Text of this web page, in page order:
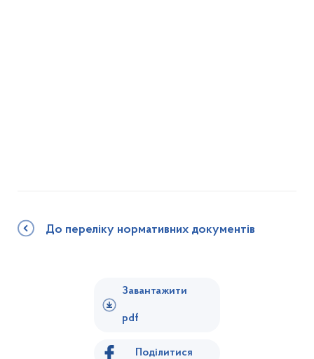
До переліку нормативних документів
Завантажити
pdf
Поділитися